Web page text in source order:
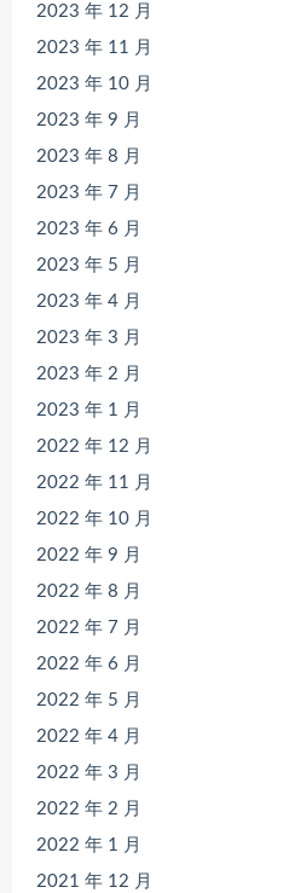
2023 年 12 月
2023 年 11 月
2023 年 10 月
2023 年 9 月
2023 年 8 月
2023 年 7 月
2023 年 6 月
2023 年 5 月
2023 年 4 月
2023 年 3 月
2023 年 2 月
2023 年 1 月
2022 年 12 月
2022 年 11 月
2022 年 10 月
2022 年 9 月
2022 年 8 月
2022 年 7 月
2022 年 6 月
2022 年 5 月
2022 年 4 月
2022 年 3 月
2022 年 2 月
2022 年 1 月
2021 年 12 月